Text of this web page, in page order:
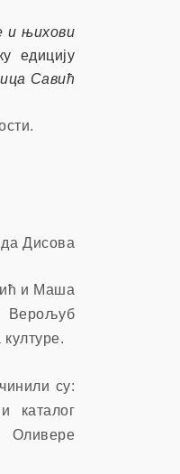
и њихови
едицију
Савић
.
Дисова
и Маша
Верољуб
су:
каталог
Оливере